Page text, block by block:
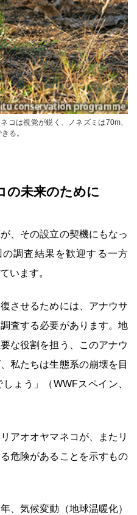
コは視覚が鋭く、ノネズミは70m、
る。
の未来のために
、その設立の契機にもなっ
調査結果を歓迎する一方
います。
させるためには、アナウサ
査する必要があります。地
な役割を担う、このアナウ
私たちは生態系の崩壊を目
ょう」（WWFスペイン、
アオオヤマネコが、またリ
危険があることを示すもの
、気候変動（地球温暖化）